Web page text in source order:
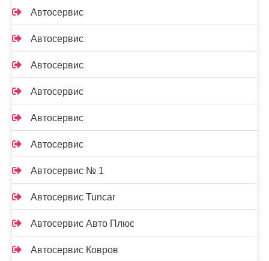
Автосервис
Автосервис
Автосервис
Автосервис
Автосервис
Автосервис
Автосервис № 1
Автосервис Tuncar
Автосервис Авто Плюс
Автосервис Ковров